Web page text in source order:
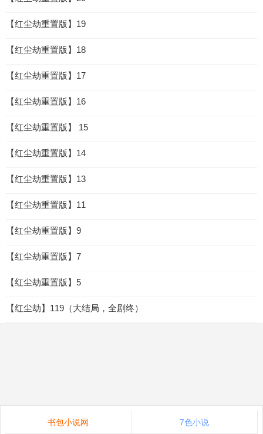
【红尘劫重置版】19
【红尘劫重置版】18
【红尘劫重置版】17
【红尘劫重置版】16
【红尘劫重置版】 15
【红尘劫重置版】14
【红尘劫重置版】13
【红尘劫重置版】11
【红尘劫重置版】9
【红尘劫重置版】7
【红尘劫重置版】5
【红尘劫】119（大结局，全剧终）
书包小说网 7色小说